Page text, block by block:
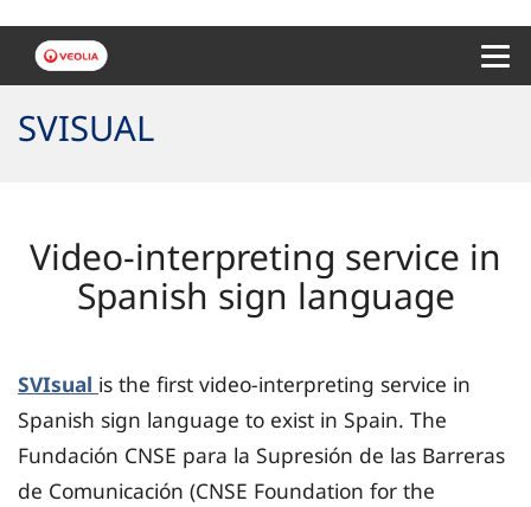
SVISUAL
Video-interpreting service in
Spanish sign language
SVIsual is the first video-interpreting service in
Spanish sign language to exist in Spain. The
Fundación CNSE para la Supresión de las Barreras
de Comunicación (CNSE Foundation for the